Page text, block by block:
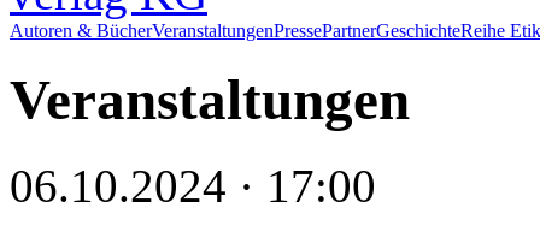
Autoren & BücherVeranstaltungenPressePartnerGeschichteReihe
Veranstaltungen
06.10.2024 · 17:00